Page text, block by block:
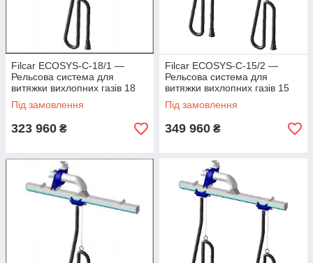
Filcar ECOSYS-C-18/1 —
Рельсова система для
витяжки вихлопних газів 18
метрів
Під замовлення
323 960 ₴
Filcar ECOSYS-C-15/2 —
Рельсова система для
витяжки вихлопних газів 15
метрів
Під замовлення
349 960 ₴